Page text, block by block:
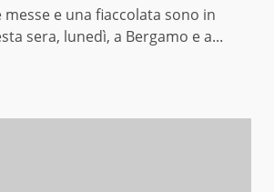
messe e una fiaccolata sono in
sera, lunedì, a Bergamo e a...